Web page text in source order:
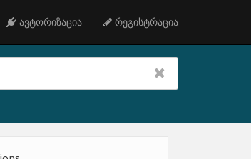
ავტორიზაცია რეგისტრაცია